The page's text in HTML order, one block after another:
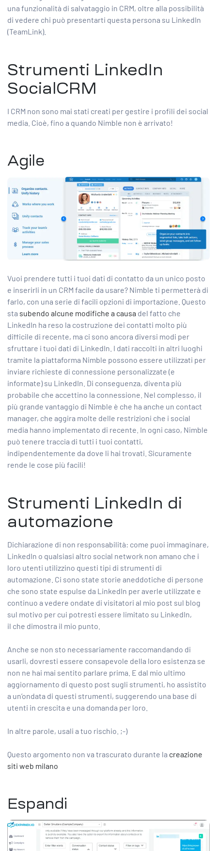
una funzionalità di salvataggio in CRM, oltre alla possibilità
di vedere chi può presentarti questa persona su LinkedIn
(TeamLink).
Strumenti LinkedIn
SocialCRM
I CRM non sono mai stati creati per gestire i profili dei social
media. Cioè, fino a quando Nimble non è arrivato!
Agile
Vuoi prendere tutti i tuoi dati di contatto da un unico posto
e inserirli in un CRM facile da usare? Nimble ti permetterà di
farlo, con una serie di facili opzioni di importazione. Questo
sta subendo alcune modifiche a causa del fatto che
LinkedIn ha reso la costruzione dei contatti molto più
difficile di recente, ma ci sono ancora diversi modi per
sfruttare i tuoi dati di LinkedIn. I dati raccolti in altri luoghi
tramite la piattaforma Nimble possono essere utilizzati per
inviare richieste di connessione personalizzate (e
informate) su LinkedIn. Di conseguenza, diventa più
probabile che accettino la connessione. Nel complesso, il
più grande vantaggio di Nimble è che ha anche un contact
manager, che aggira molte delle restrizioni che i social
media hanno implementato di recente. In ogni caso, Nimble
può tenere traccia di tutti i tuoi contatti,
indipendentemente da dove li hai trovati. Sicuramente
rende le cose più facili!
Strumenti LinkedIn di
automazione
Dichiarazione di non responsabilità: come puoi immaginare,
LinkedIn o qualsiasi altro social network non amano che i
loro utenti utilizzino questi tipi di strumenti di
automazione. Ci sono state storie aneddotiche di persone
che sono state espulse da LinkedIn per averle utilizzate e
continuo a vedere ondate di visitatori al mio post sul blog
sul motivo per cui potresti essere limitato su LinkedIn,
il che dimostra il mio punto.
Anche se non sto necessariamente raccomandando di
usarli, dovresti essere consapevole della loro esistenza se
non ne hai mai sentito parlare prima. E dal mio ultimo
aggiornamento di questo post sugli strumenti, ho assistito
a un’ondata di questi strumenti, suggerendo una base di
utenti in crescita e una domanda per loro.
In altre parole, usali a tuo rischio. ;-)
Questo argomento non va trascurato durante la creazione
siti web milano
Espandi